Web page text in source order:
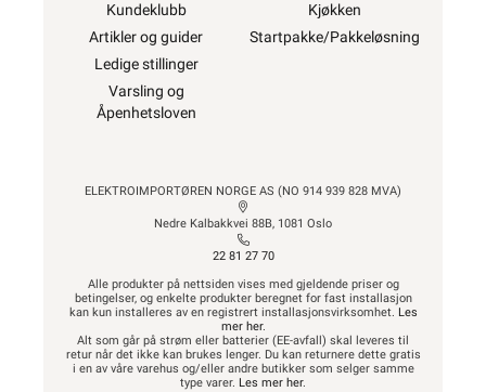
Kundeklubb
Artikler og guider
Ledige stillinger
Varsling og
Åpenhetsloven
Kjøkken
Startpakke/Pakkeløsning
ELEKTROIMPORTØREN NORGE AS (NO 914 939 828 MVA)
Nedre Kalbakkvei 88B, 1081 Oslo
22 81 27 70
Alle produkter på nettsiden vises med gjeldende priser og
betingelser, og enkelte produkter beregnet for fast installasjon
kan kun installeres av en registrert installasjonsvirksomhet. Les
mer her.
Alt som går på strøm eller batterier (EE-avfall) skal leveres til
retur når det ikke kan brukes lenger. Du kan returnere dette gratis
i en av våre varehus og/eller andre butikker som selger samme
type varer. Les mer her.